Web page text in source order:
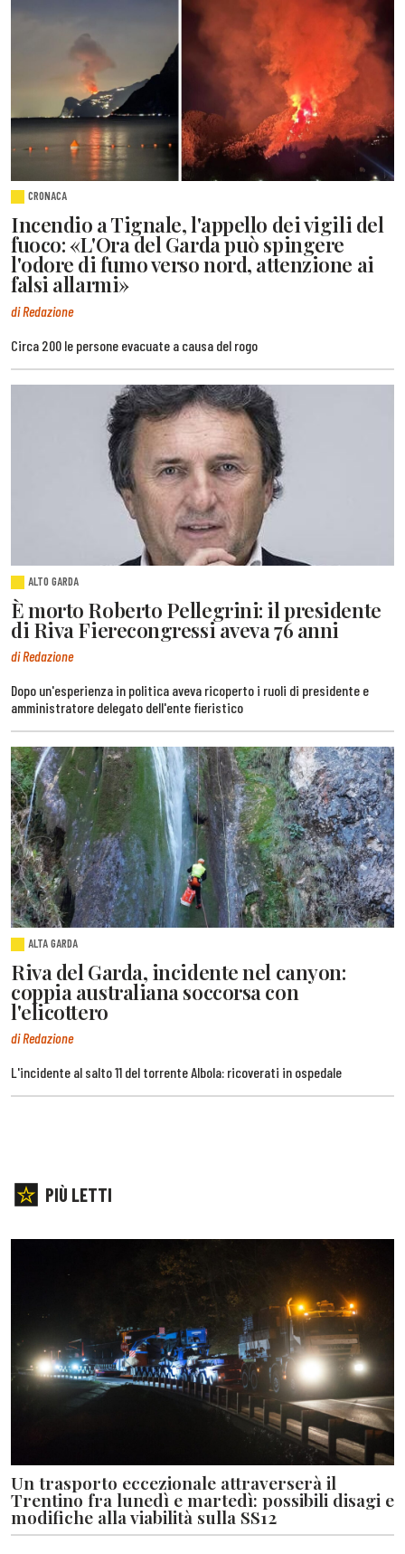
CRONACA
Incendio a Tignale, l'appello dei vigili del
fuoco: «L'Ora del Garda può spingere
l'odore di fumo verso nord, attenzione ai
falsi allarmi»
di Redazione
Circa 200 le persone evacuate a causa del rogo
ALTO GARDA
È morto Roberto Pellegrini: il presidente
di Riva Fierecongressi aveva 76 anni
di Redazione
Dopo un'esperienza in politica aveva ricoperto i ruoli di presidente e
amministratore delegato dell'ente fieristico
ALTA GARDA
Riva del Garda, incidente nel canyon:
coppia australiana soccorsa con
l'elicottero
di Redazione
L'incidente al salto 11 del torrente Albola: ricoverati in ospedale
PIÙ LETTI
Un trasporto eccezionale attraverserà il
Trentino fra lunedì e martedì: possibili disagi e
modifiche alla viabilità sulla SS12